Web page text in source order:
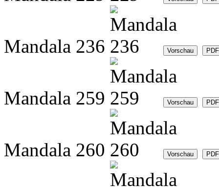
Mandala 236
Mandala 259
Mandala 260